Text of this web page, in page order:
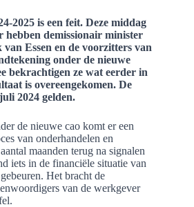
2025 is een feit. Deze middag
hebben demissionair minister
Essen en de voorzitters van
onder de nieuwe
bekrachtigen ze wat eerder in
is overeengekomen. De
2024 gelden.
de nieuwe cao komt er een
van onderhandelen en
maanden terug na signalen
iets in de financiële situatie van
Het bracht de
van de werkgever